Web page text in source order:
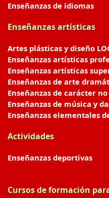
Enseñanzas de idiomas
Enseñanzas artísticas
Artes plásticas y diseño
Enseñanzas artísticas
Enseñanzas artísticas
Enseñanzas de arte
Enseñanzas de carácter
Enseñanzas de música y
Enseñanzas elementales
Actividades
Enseñanzas deportivas
Cursos de formación